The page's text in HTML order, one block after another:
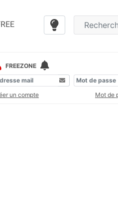
FREEZONE
un compte
Mot de